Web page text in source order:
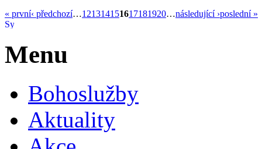
« první‹ předchozí…121314151617181920…následující ›poslední »
Menu
Bohoslužby
Aktuality